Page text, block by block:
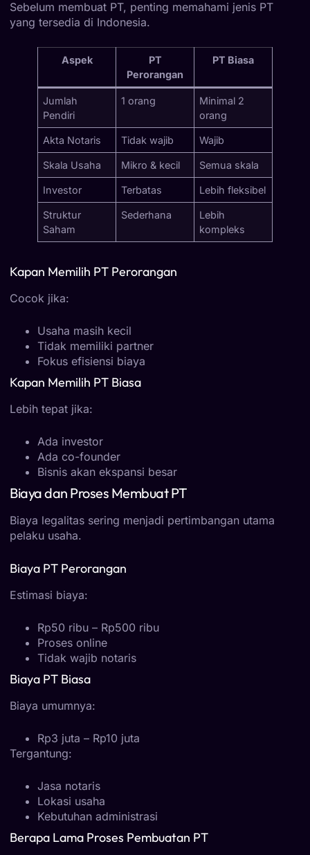
Sebelum membuat PT, penting memahami jenis PT
yang tersedia di Indonesia.
Aspek
PT
Perorangan
PT Biasa
Jumlah
Pendiri
1 orang
Minimal 2
orang
Akta Notaris Tidak wajib Wajib
Skala Usaha Mikro & kecil Semua skala
Investor Terbatas Lebih fleksibel
Struktur
Saham
Sederhana
Lebih
kompleks
Kapan Memilih PT Perorangan
Cocok jika:
Usaha masih kecil
Tidak memiliki partner
Fokus efisiensi biaya
Kapan Memilih PT Biasa
Lebih tepat jika:
Ada investor
Ada co-founder
Bisnis akan ekspansi besar
Biaya dan Proses Membuat PT
Biaya legalitas sering menjadi pertimbangan utama
pelaku usaha.
Biaya PT Perorangan
Estimasi biaya:
Rp50 ribu – Rp500 ribu
Proses online
Tidak wajib notaris
Biaya PT Biasa
Biaya umumnya:
Rp3 juta – Rp10 juta
Tergantung:
Jasa notaris
Lokasi usaha
Kebutuhan administrasi
Berapa Lama Proses Pembuatan PT